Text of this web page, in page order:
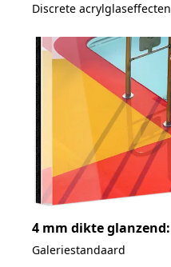
Discrete acrylglaseffecten
4 mm dikte glanzend:
Galeriestandaard